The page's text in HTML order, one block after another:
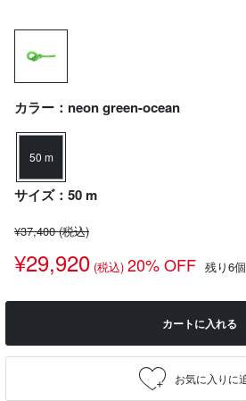
カラー：neon green-ocean
50 m
サイズ：50 m
¥37,400(税込)
¥29,920 (税込) 20% OFF 残り6個
カートに入れる